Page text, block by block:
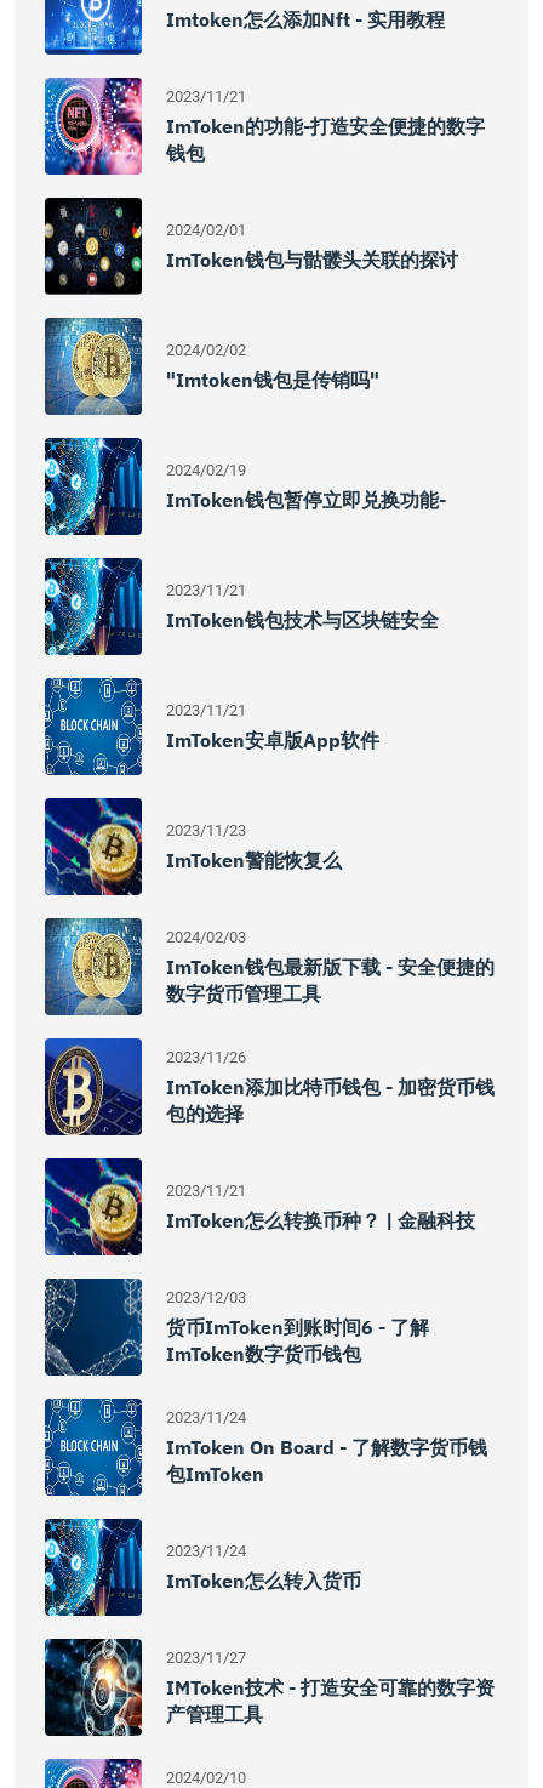
Imtoken怎么添加nft - 实用教程
2023/11/21
ImToken的功能-打造安全便捷的数字
钱包
2024/02/01
ImToken钱包与骷髅头关联的探讨
2024/02/02
"imtoken钱包是传销吗"
2024/02/19
ImToken钱包暂停立即兑换功能-
2023/11/21
ImToken钱包技术与区块链安全
2023/11/21
ImToken安卓版App软件
2023/11/23
ImToken警能恢复么
2024/02/03
ImToken钱包最新版下载 - 安全便捷的
数字货币管理工具
2023/11/26
ImToken添加比特币钱包 - 加密货币钱
包的选择
2023/11/21
ImToken怎么转换币种？ | 金融科技
2023/12/03
货币imToken到账时间6 - 了解
ImToken数字货币钱包
2023/11/24
ImToken On Board - 了解数字货币钱
包imToken
2023/11/24
ImToken怎么转入货币
2023/11/27
IMToken技术 - 打造安全可靠的数字资
产管理工具
2024/02/10